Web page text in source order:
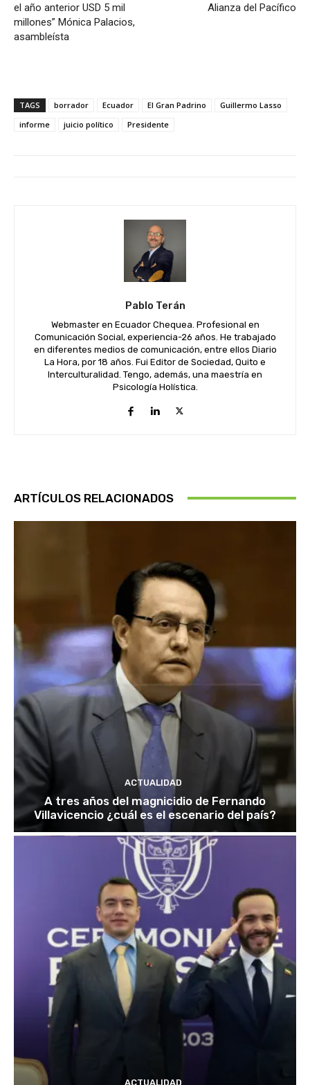
el año anterior USD 5 mil
millones” Mónica Palacios,
asambleísta
Alianza del Pacífico
TAGS borrador Ecuador El Gran Padrino
Guillermo Lasso
informe
juicio político Presidente
Pablo Terán
Webmaster en Ecuador Chequea. Profesional en
Comunicación Social, experiencia-26 años. He trabajado
en diferentes medios de comunicación, entre ellos Diario
La Hora, por 18 años. Fui Editor de Sociedad, Quito e
Interculturalidad. Tengo, además, una maestría en
Psicología Holística.
ARTÍCULOS RELACIONADOS
ACTUALIDAD
A tres años del magnicidio de Fernando
Villavicencio ¿cuál es el escenario del país?
ACTUALIDAD